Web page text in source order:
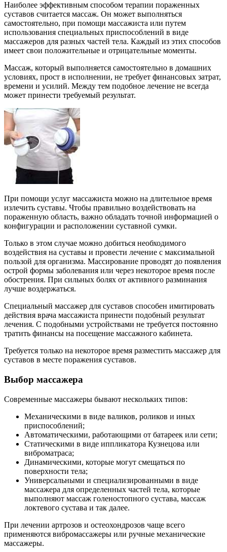
Наиболее эффективным способом терапии пораженных
суставов считается массаж. Он может выполняться
самостоятельно, при помощи массажиста или путем
использования специальных приспособлений в виде
массажеров для разных частей тела. Каждый из этих способов
имеет свои положительные и отрицательные моменты.
Массаж, который выполняется самостоятельно в домашних
условиях, прост в исполнении, не требует финансовых затрат,
времени и усилий. Между тем подобное лечение не всегда
может принести требуемый результат.
При помощи услуг массажиста можно на длительное время
излечить суставы. Чтобы правильно воздействовать на
пораженную область, важно обладать точной информацией о
конфигурации и расположении суставной сумки.
Только в этом случае можно добиться необходимого
воздействия на суставы и провести лечение с максимальной
пользой для организма. Массирование проводят до появления
острой формы заболевания или через некоторое время после
обострения. При сильных болях от активного разминания
лучше воздержаться.
Специальный массажер для суставов способен имитировать
действия врача массажиста принести подобный результат
лечения. С подобными устройствами не требуется постоянно
тратить финансы на посещение массажного кабинета.
Требуется только на некоторое время разместить массажер для
суставов в месте поражения суставов.
Выбор массажера
Современные массажеры бывают нескольких типов:
Механическими в виде валиков, роликов и иных
приспособлений;
Автоматическими, работающими от батареек или сети;
Статическими в виде иппликатора Кузнецова или
виброматраса;
Динамическими, которые могут смещаться по
поверхности тела;
Универсальными и специализированными в виде
массажера для определенных частей тела, которые
выполняют массаж голеностопного сустава, массаж
локтевого сустава и так далее.
При лечении артрозов и остеохондрозов чаще всего
применяются вибромассажеры или ручные механические
массажеры.